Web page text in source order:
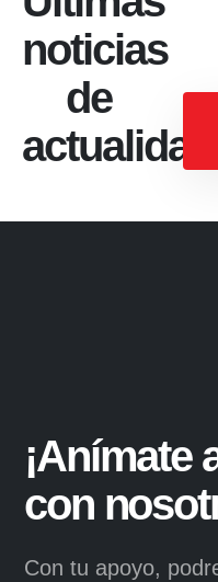
noticias
de
actualidad
¡Anímate
con
Con tu apoyo,